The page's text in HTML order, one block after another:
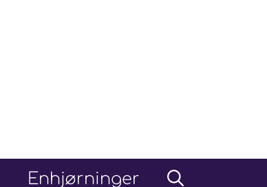
Enhjørninger